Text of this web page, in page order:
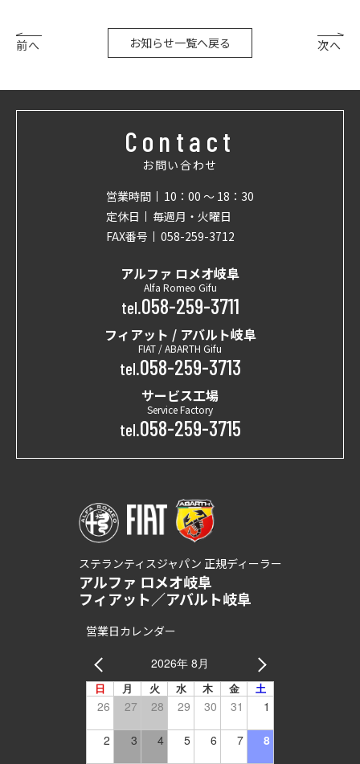
前へ お知らせ一覧へ戻る 次へ
Contact
お問い合わせ
営業時間
10：00 〜 18：30
定休日
毎週月・火曜日
FAX番号
058-259-3712
アルファ ロメオ岐阜
Alfa Romeo Gifu
tel.058-259-3711
フィアット / アバルト岐阜
FIAT / ABARTH Gifu
tel.058-259-3713
サービス工場
Service Factory
tel.058-259-3715
ステランティスジャパン 正規ディーラー
アルファ ロメオ岐阜
フィアット／アバルト岐阜
営業日カレンダー
2026年 8月
日 月 火 水 木 金 土
26 27 28 29 30 31 1
2 3 4 5 6 7 8